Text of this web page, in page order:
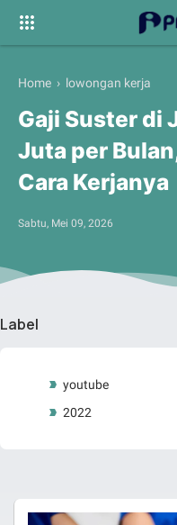
Label
youtube
2022
Home › lowongan kerja
Gaji Suster di
Juta per
Cara Kerjanya
Sabtu, Mei 09, 2026